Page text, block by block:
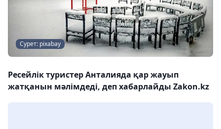
Сурет: pixabay
Ресейлік туристер Анталияда қар жауып
жатқанын мәлімдеді, деп хабарлайды Zakon.kz